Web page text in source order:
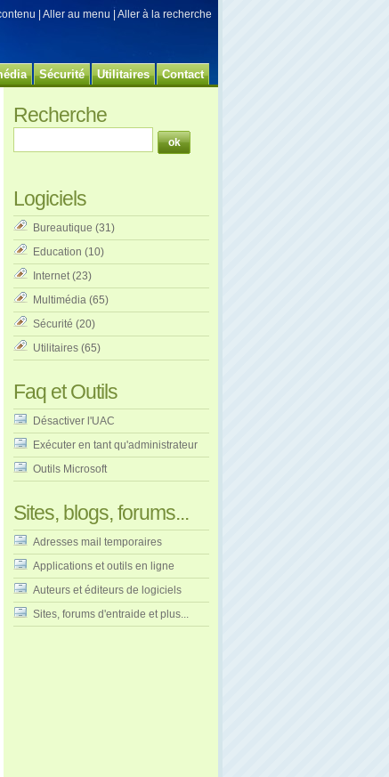
Aller au menu Aller à la recherche
Sécurité Utilitaires Contact
Recherche
Logiciels
Bureautique (31)
Education (10)
Internet(23)
Multimédia (65)
Sécurité (20)
Utilitaires (65)
Faq et Outils
Désactiver l'UAC
Exécuter en tant qu'administrateur
Outils Microsoft
Sites, blogs, forums...
Adresses mail temporaires
Applications et outils en ligne
Auteurs et éditeurs de logiciels
Sites, forums d'entraide et plus...